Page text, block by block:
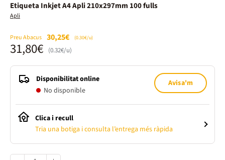
Etiqueta Inkjet A4 Apli 210x297mm 100 fulls
Apli
Preu Abacus 30,25€ (0.30€/u)
31,80€ (0.32€/u)
Disponibilitat online
No disponible
Avisa'm
Clica i recull
Tria una botiga i consulta l’entrega més ràpida